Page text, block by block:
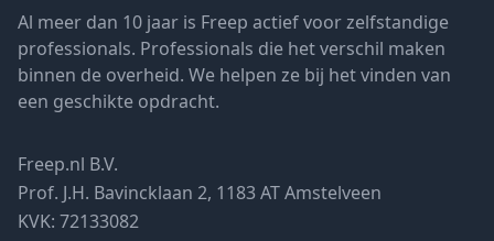
Al meer dan 10 jaar is Freep actief voor zelfstandige
professionals. Professionals die het verschil maken
binnen de overheid. We helpen ze bij het vinden van
een geschikte opdracht.
Freep.nl B.V.
Prof. J.H. Bavincklaan 2, 1183 AT Amstelveen
KVK: 72133082